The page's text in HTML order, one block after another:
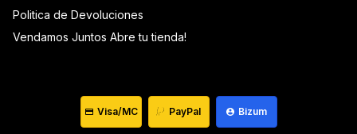
Politica de Devoluciones
Vendamos Juntos Abre tu tienda!
Visa/MC PayPal Bizum